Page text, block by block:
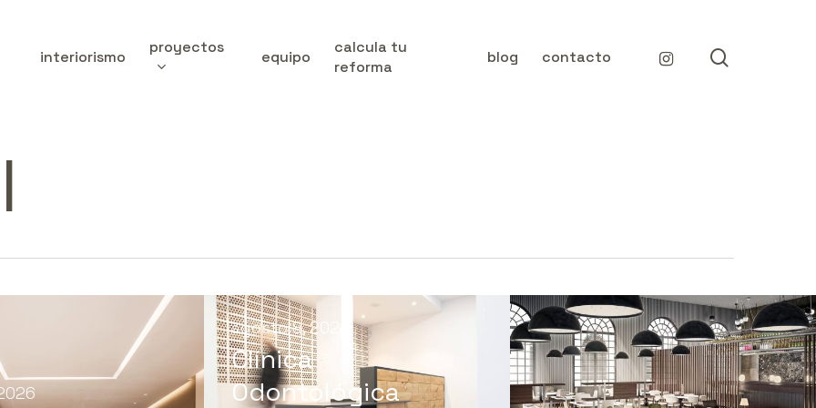
interiorismo
proyectos
equipo
calcula tu
reforma
blog contacto instagram
agosto 8, 2024
Clínica
Odontológica